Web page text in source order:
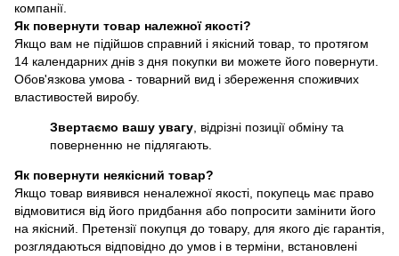
компанії.
Як повернути товар належної якості?
Якщо вам не підійшов справний і якісний товар, то протягом
14 календарних днів з дня покупки ви можете його повернути.
Обов'язкова умова - товарний вид і збереження споживчих
властивостей виробу.
Звертаємо вашу увагу, відрізні позиції обміну та
поверненню не підлягають.
Як повернути неякісний товар?
Якщо товар виявився неналежної якості, покупець має право
відмовитися від його придбання або попросити замінити його
на якісний. Претензії покупця до товару, для якого діє гарантія,
розглядаються відповідно до умов і в терміни, встановлені